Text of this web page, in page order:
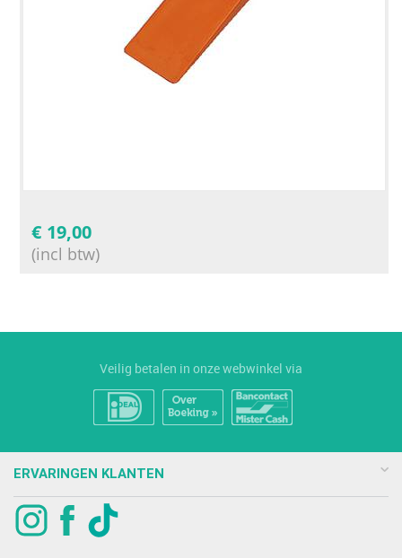
€ 19,00
(incl btw)
Veilig betalen in onze webwinkel via
ERVARINGEN KLANTEN